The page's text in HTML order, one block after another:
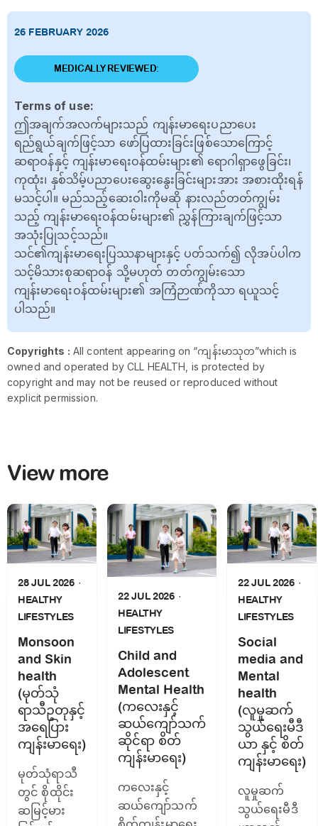
26 FEBRUARY 2026
MEDICALLY REVIEWED:
Terms of use:
ဤအချက်အလက်များသည် ကျန်းမာရေးပညာပေး
ရည်ရွယ်ချက်ဖြင့်သာ ဖော်ပြထားခြင်းဖြစ်သောကြောင့်
ဆရာဝန်နှင့် ကျန်းမာရေးဝန်ထမ်းများ၏ ရောဂါရှာဖွေခြင်း၊
ကုထုံး၊ နှစ်သိမ့်ပညာပေးဆွေးနွေးခြင်းများအား အစားထိုးရန်
မသင့်ပါ။ မည်သည့်ဆေးဝါးကိုမဆို နားလည်တတ်ကျွမ်း
သည့် ကျန်းမာရေးဝန်ထမ်းများ၏ ညွှန်ကြားချက်ဖြင့်သာ
အသုံးပြုသင့်သည်။
သင်၏ကျန်းမာရေးပြဿနာများနှင့် ပတ်သက်၍ လိုအပ်ပါက
သင့်မိသားစုဆရာဝန် သို့မဟုတ် တတ်ကျွမ်းသော
ကျန်းမာရေးဝန်ထမ်းများ၏ အကြံဉာဏ်ကိုသာ ရယူသင့်
ပါသည်။
Copyrights : All content appearing on “ကျန်းမာသုတ”which is
owned and operated by CLL HEALTH, is protected by
copyright and may not be reused or reproduced without
explicit permission.
View more
28 JUL 2026
HEALTHY
LIFESTYLES
Monsoon
and Skin
health
(မုတ်သုံ
ရာသီဥတုနှင့်
အရေပြား
ကျန်းမာ‌ရေး)
မုတ်သုံရာသီ
တွင် စိုထိုင်း
ဆမြင့်မား
22 JUL 2026
HEALTHY
LIFESTYLES
Child and
Adolescent
Mental Health
(ကလေးနှင့်
ဆယ်ကျော်သက်
ဆိုင်ရာ စိတ်
ကျန်းမာရေး)
ကလေးနှင့်
ဆယ်ကျော်သက်
22 JUL 2026
HEALTHY
LIFESTYLES
Social
media and
Mental
health
(လူမှုဆက်
သွယ်ရေးမီဒီ
ယာ နှင့် စိတ်
ကျန်းမာရေး)
လူမှုဆက်
သွယ်ရေးမီဒီ